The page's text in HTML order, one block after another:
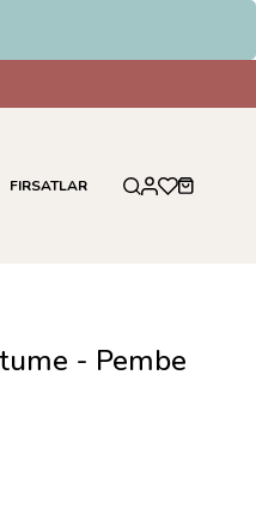
FIRSATLAR
- Pembe